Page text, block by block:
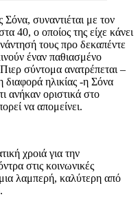
συναντιέται με τον
40, ο οποίος της είχε κάνει
τους προ δεκαπέντε
έναν παθιασμένο
σύντομα ανατρέπεται –
διαφορά ηλικίας -η Σόνα
ανήκαν οριστικά στο
να απομείνει.
χροιά για την
στις κοινωνικές
λαμπερή, καλύτερη από